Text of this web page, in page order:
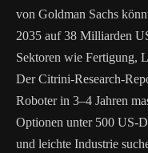
von Goldman Sachs
2035 auf 38 Milliarden
Sektoren wie Fertigung,
Der Citrini-Research-
Roboter in 3–4 Jahren
Optionen unter 500 US-
und leichte Industrie